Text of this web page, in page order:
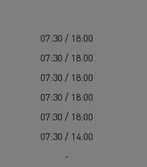
07:30 / 18:00
07:30 / 18:00
07:30 / 18:00
07:30 / 18:00
07:30 / 18:00
07:30 / 14:00
-